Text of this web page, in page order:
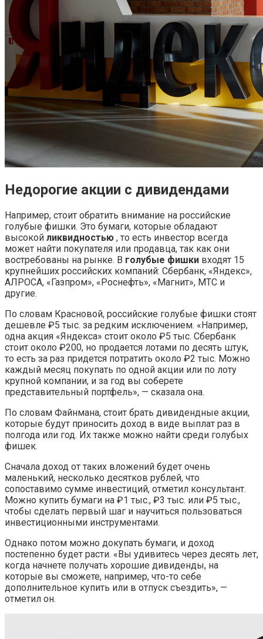
Недорогие акции с дивидендами
Например, стоит обратить внимание на российские
голубые фишки. Это бумаги, которые обладают
высокой ликвидностью , то есть инвестор всегда
может найти покупателя или продавца, так как они
востребованы на рынке. В голубые фишки входят 15
крупнейших российских компаний: Сбербанк, «Яндекс»,
АЛРОСА, «Газпром», «Роснефть», «Магнит», МТС и
другие.
По словам Красновой, российские голубые фишки стоят
дешевле ₽5 тыс. за редким исключением. «Например,
одна акция «Яндекса» стоит около ₽5 тыс. Сбербанк
стоит около ₽200, но продается лотами по десять штук,
то есть за раз придется потратить около ₽2 тыс. Можно
каждый месяц покупать по одной акции или по лоту
крупной компании, и за год вы соберете
представительный портфель», — сказала она.
По словам Файнмана, стоит брать дивидендные акции,
которые будут приносить доход в виде выплат раз в
полгода или год. Их также можно найти среди голубых
фишек.
Сначала доход от таких вложений будет очень
маленький, несколько десятков рублей, что
сопоставимо сумме инвестиций, отметил консультант.
Можно купить бумаги на ₽1 тыс., ₽3 тыс. или ₽5 тыс.,
чтобы сделать первый шаг и научиться пользоваться
инвестиционными инструментами.
Однако потом можно докупать бумаги, и доход
постепенно будет расти. «Вы удивитесь через десять лет,
когда начнете получать хорошие дивиденды, на
которые вы сможете, например, что-то себе
дополнительное купить или в отпуск съездить», —
отметил он.